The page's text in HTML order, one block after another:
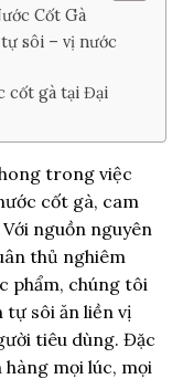
Cốt Gà
sôi – vị nước
cốt gà tại Đại
trong việc
cốt gà, cam
nguồn nguyên
thủ nghiêm
phẩm, chúng tôi
tự sôi ăn liền vị
tiêu dùng. Đặc
mọi lúc, mọi